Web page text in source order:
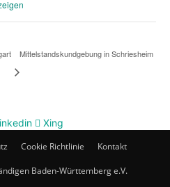
Mittelstandskundgebung in Schriesheim
Xing
Cookie Richtlinie Kontakt
Baden-Württemberg e.V.